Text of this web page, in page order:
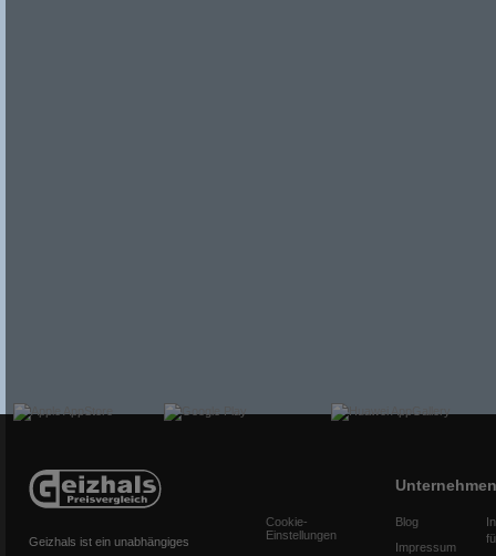
Geizhals ist ein unabhängiges
Cookie-
Einstellungen
Unternehmen
Blog
Impressum